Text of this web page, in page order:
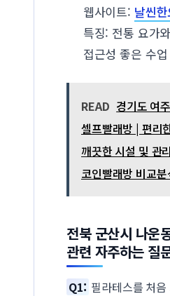
웹사이트: 날씬
특징: 전통 요가
접근성 좋은 수업
READ 경기도 여
셀프빨래방 | 편리
깨끗한 시설 및 관
코인빨래방 비교분
전북 군산시 나운
관련 자주하는 질
Q1: 필라테스를 처음